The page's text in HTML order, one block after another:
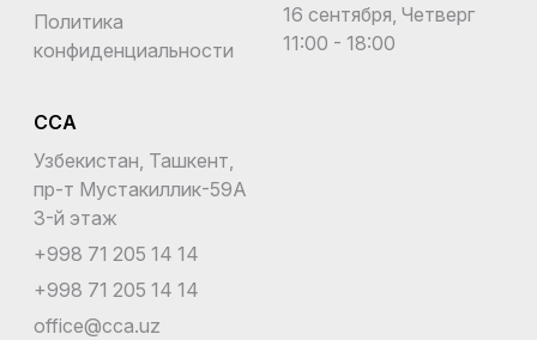
Политика
конфиденциальности
16 сентября, Четверг
11:00 - 18:00
CCA
Узбекистан, Ташкент,
пр-т Мустакиллик-59A
3-й этаж
+998 71 205 14 14
+998 71 205 14 14
office@cca.uz